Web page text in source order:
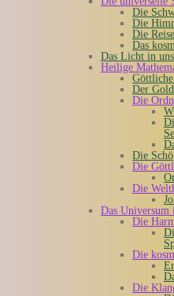
Die
Die
Die
Das
Das Licht in
Heilige
Der
Die
Die
Die
Die
Das
Die
Die
Die